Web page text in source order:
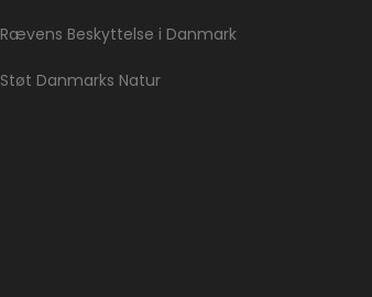
Rævens Beskyttelse i Danmark
Støt Danmarks Natur